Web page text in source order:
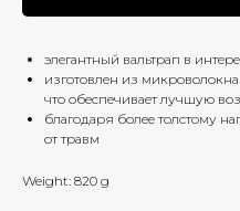
элегантный вальтрап в
изготовлен из
что обеспечивает лучшую
благодаря более толстому
от травм
Weight: 820 g